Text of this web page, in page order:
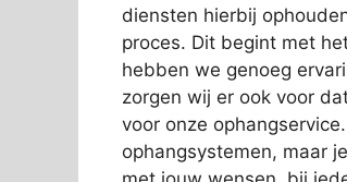
diensten hierbij
proces. Dit begint met
hebben we genoeg
zorgen wij er ook voor
voor onze
ophangsystemen, maar